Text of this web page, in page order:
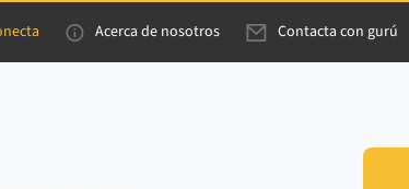
Acerca de nosotros Contacta con gurú